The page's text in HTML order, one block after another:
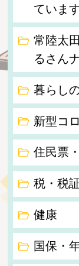
ていま
常陸太
るさん
暮らし
新型コ
住民票
税・税
健康
国保・